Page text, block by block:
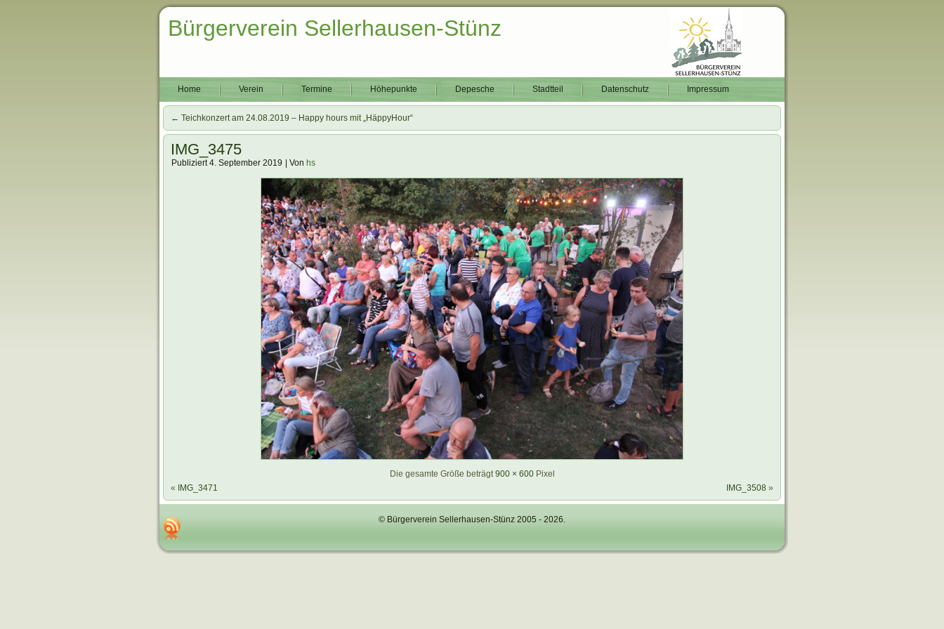
Bürgerverein Sellerhausen-Stünz
Home Verein Termine Höhepunkte Depesche Stadtteil Datenschutz Impressum
← Teichkonzert am 24.08.2019 – Happy hours mit „HäppyHour“
IMG_3475
Publiziert 4. September 2019 Von hs
Die gesamte Größe beträgt900 × 600Pixel
«
IMG_3471 IMG_3508 »
© Bürgerverein Sellerhausen-Stünz 2005 - 2026.